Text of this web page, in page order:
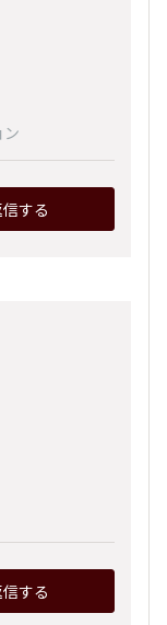
ン
する
する